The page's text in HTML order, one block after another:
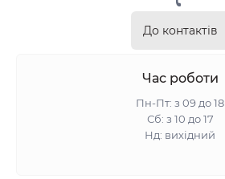
До контактів
Час роботи
Пн-Пт: з 09 до 18
Сб: з 10 до 17
Нд: вихідний